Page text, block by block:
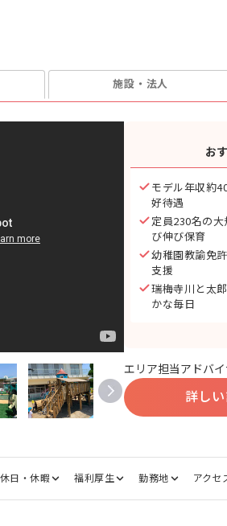
施設・法人
お
モデル年収約
好待遇
定員230名の
び伸び保育
幼稚園教諭免
支援
瑞梅寺川と太
かな毎日
エリア担当アドバ
詳し
休日・休暇 福利厚生 勤務地 アクセ